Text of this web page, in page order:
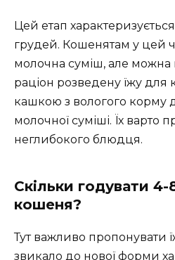
Цей етап
грудей. Кошенятам у цей
молочна суміш, але можна
раціон розведену їжу для
кашкою з вологого корму
молочної суміші. Їх варто
неглибокого блюдця.
Скільки годувати
кошеня?
Тут важливо пропонувати
звикало до нової форми